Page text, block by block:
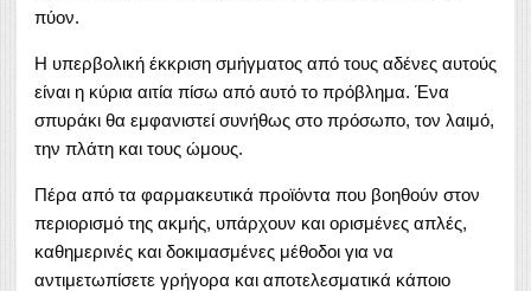
πύον.
Η υπερβολική έκκριση σμήγματος από τους αδένες αυτούς
είναι η κύρια αιτία πίσω από αυτό το πρόβλημα. Ένα
σπυράκι θα εμφανιστεί συνήθως στο πρόσωπο, τον λαιμό,
την πλάτη και τους ώμους.
Πέρα από τα φαρμακευτικά προϊόντα που βοηθούν στον
περιορισμό της ακμής, υπάρχουν και ορισμένες απλές,
καθημερινές και δοκιμασμένες μέθοδοι για να
αντιμετωπίσετε γρήγορα και αποτελεσματικά κάποιο